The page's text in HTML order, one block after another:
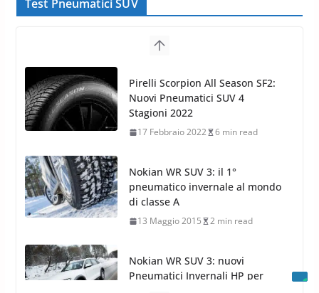
Test Pneumatici SUV
Nokian WR SUV 3: il 1°
pneumatico invernale al mondo
di classe A
13 Maggio 2015 2 min read
Nokian WR SUV 3: nuovi
Pneumatici Invernali HP per
condizioni invernali difficili
23 Aprile 2013 9 min read
Yokohama Geolandar G073: nuovi pneumatici
invernali SUV